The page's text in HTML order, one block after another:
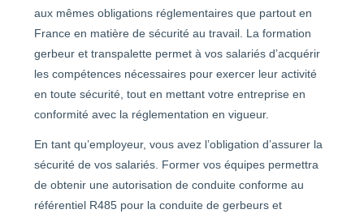
aux mêmes obligations réglementaires que partout en
France en matière de sécurité au travail. La formation
gerbeur et transpalette permet à vos salariés d’acquérir
les compétences nécessaires pour exercer leur activité
en toute sécurité, tout en mettant votre entreprise en
conformité avec la réglementation en vigueur.
En tant qu’employeur, vous avez l’obligation d’assurer la
sécurité de vos salariés. Former vos équipes permettra
de obtenir une autorisation de conduite conforme au
référentiel R485 pour la conduite de gerbeurs et